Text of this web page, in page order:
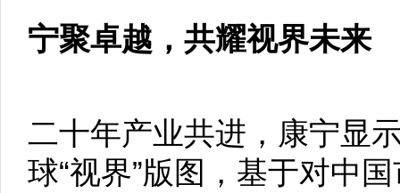
宁聚卓越，共耀视界未来
二十年产业共进，康宁显
球“视界”版图，基于对中